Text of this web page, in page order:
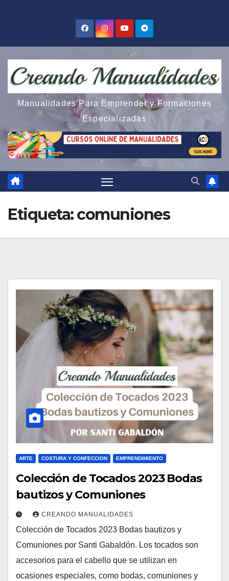
Manualidades Para Emprender y Formaciones
Especializadas
Etiqueta:comuniones
ARTE COSTURA Y CONFECCION EMPRENDIMIENTO
Colección de Tocados 2023 Bodas
bautizos y Comuniones
CREANDO MANUALIDADES
Colección de Tocados 2023 Bodas bautizos y
Comuniones por Santi Gabaldón. Los tocados son
accesorios para el cabello que se utilizan en
ocasiones especiales, como bodas, comuniones y